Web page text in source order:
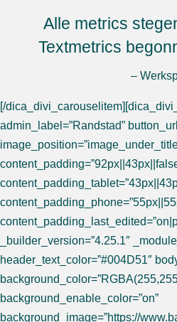
Alle metrics
Textmetrics
–
[/
admin_label=”Randstad”
_builder_version=”4.25.1″
header_text_color=”#004D51″
background_enable_color=”on”
background_image=”https://